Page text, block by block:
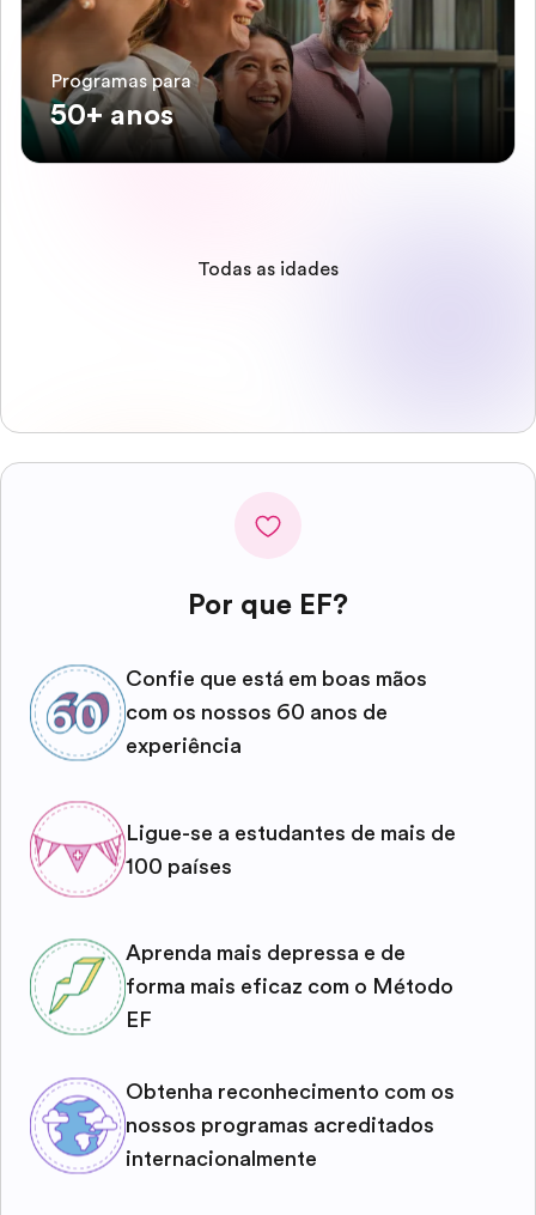
Programas para
50+ anos
Todas as idades
Por que EF?
Confie que está em boas mãos
com os nossos 60 anos de
experiência
Ligue-se a estudantes de mais de
100 países
Aprenda mais depressa e de
forma mais eficaz com o Método
EF
Obtenha reconhecimento com os
nossos programas acreditados
internacionalmente